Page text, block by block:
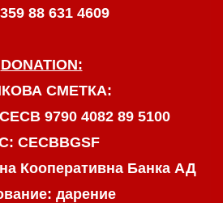
88 631 4609
DONATION:
СМЕТКА:
9790 4082 89 5100
CECBBGSF
Кооперативна Банка АД
дарение